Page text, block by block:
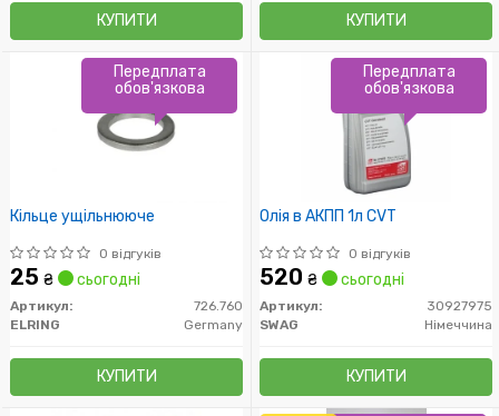
КУПИТИ КУПИТИ
Кільце ущільнююче
0 відгуків
25 ₴ сьогодні
Артикул:
726.760
ELRING
Germany
КУПИТИ
Передплата
обов'язкова
Олія в АКПП 1л CVT
0 відгуків
520 ₴ сьогодні
Артикул:
30927975
SWAG
Німеччина
КУПИТИ
Передплата
обов'язкова